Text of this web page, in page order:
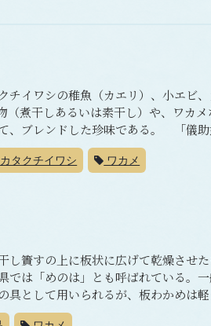
イワシの稚魚（カエリ）、小エビ、
（煮干しあるいは素干し）や、ワカ
、ブレンドした珍味である。 「儀
カタクチイワシ ワカメ
簀すの上に板状に広げて乾燥させ
では「めのは」とも呼ばれている。
具として用いられるが、板わかめは